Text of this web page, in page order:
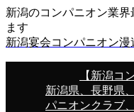
新潟のコンパニオン業
ます
新潟宴会コンパニオン
【新潟コ
新潟県、長野県
パニオンクラブ